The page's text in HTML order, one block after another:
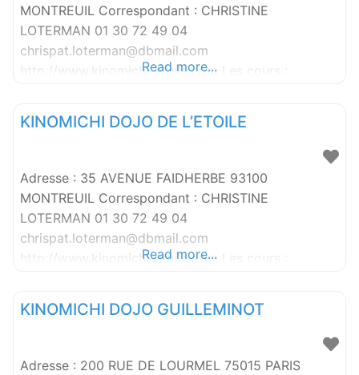
MONTREUIL Correspondant : CHRISTINE
LOTERMAN 01 30 72 49 04
chrispat.loterman@dbmail.com
http://www.kinomichi-etoile.com Les cours :
Read more...
KINOMICHI DOJO DE L’ETOILE
Adresse : 35 AVENUE FAIDHERBE 93100
MONTREUIL Correspondant : CHRISTINE
LOTERMAN 01 30 72 49 04
chrispat.loterman@dbmail.com
http://www.kinomichi-etoile.com Les cours :
Read more...
KINOMICHI DOJO GUILLEMINOT
Adresse : 200 RUE DE LOURMEL 75015 PARIS